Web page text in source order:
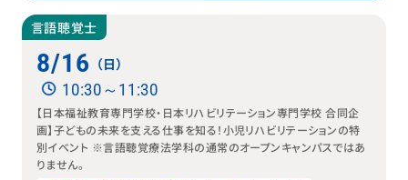
言語聴覚士
8/16 （日）
10:30～11:30
【日本福祉教育専門学校・日本リハビリテーション専門学校 合同企
画】子どもの未来を支える仕事を知る！小児リハビリテーションの特
別イベント ※言語聴覚療法学科の通常のオープンキャンパスではあ
りません。